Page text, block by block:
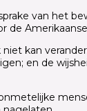
van het
de
kan
en de